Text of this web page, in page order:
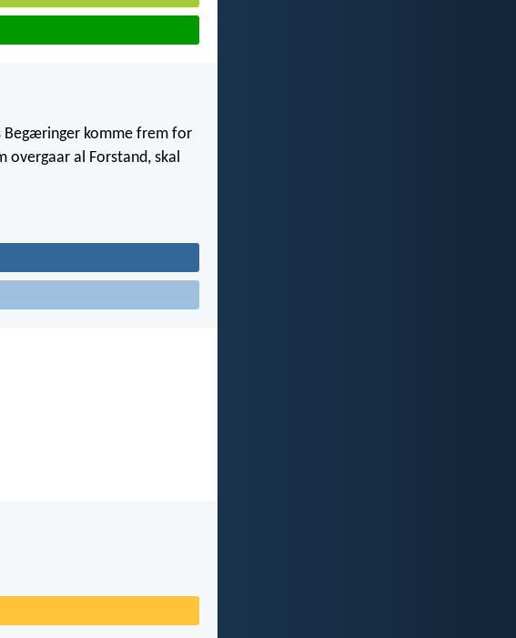
Begæringer komme frem for
overgaar al Forstand, skal